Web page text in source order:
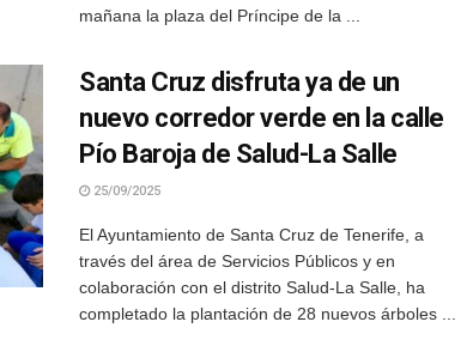
mañana la plaza del Príncipe de la ...
Santa Cruz disfruta ya de un
nuevo corredor verde en la calle
Pío Baroja de Salud-La Salle
25/09/2025
El Ayuntamiento de Santa Cruz de Tenerife, a
través del área de Servicios Públicos y en
colaboración con el distrito Salud-La Salle, ha
completado la plantación de 28 nuevos árboles ...